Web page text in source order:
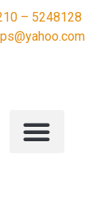
– 5248128